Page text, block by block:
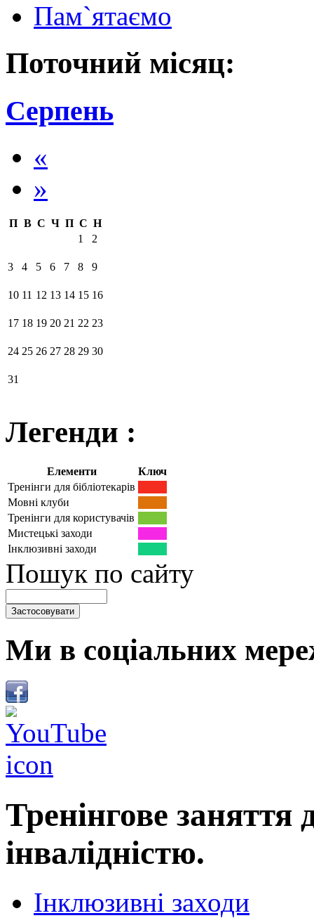
Пам`ятаємо
Поточний місяц:
Серпень
«
»
П В С Ч П С Н
1
2
3 4 5 6 7 8 9
10 11 12 13 14 15 16
17 18 19 20 21 22 23
24 25 26 27 28 29 30
31
Легенди :
Елементи
Ключ
Тренінги для бібліотекарів
Мовні клуби
Тренінги для користувачів
Мистецькі заходи
Інклюзивні заходи
Пошук по сайту
Ми в соціальних
Тренінгове заняття
інвалідністю.
Інклюзивні заходи